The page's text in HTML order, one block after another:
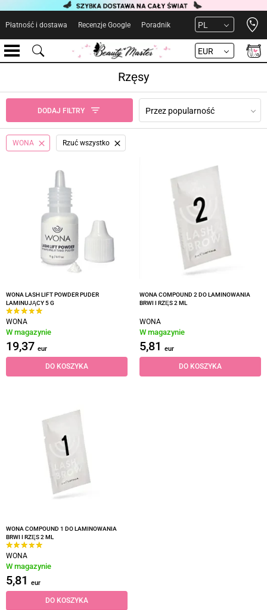
Płatność i dostawa Recenzje Google Poradnik PL
EUR
Rzęsy
DODAJ FILTRY Przez popularność
WONA Rzuć wszystko
WONA LASH LIFT POWDER PUDER
LAMINUJĄCY 5 G
WONA
W magazynie
19,37 eur
DO KOSZYKA
WONA COMPOUND 2 DO LAMINOWANIA
BRWI I RZĘS 2 ML
WONA
W magazynie
5,81 eur
DO KOSZYKA
WONA COMPOUND 1 DO LAMINOWANIA
BRWI I RZĘS 2 ML
WONA
W magazynie
5,81 eur
DO KOSZYKA